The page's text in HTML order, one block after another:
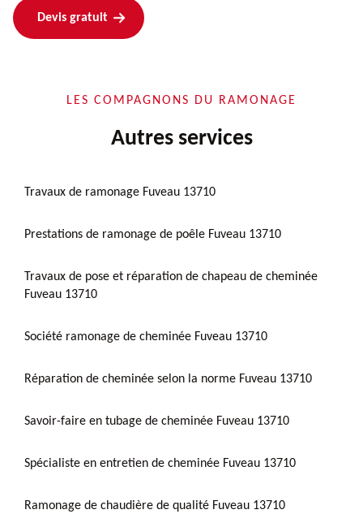
Devis gratuit
LES COMPAGNONS DU RAMONAGE
Autres services
Travaux de ramonage Fuveau 13710
Prestations de ramonage de poêle Fuveau 13710
Travaux de pose et réparation de chapeau de cheminée
Fuveau 13710
Société ramonage de cheminée Fuveau 13710
Réparation de cheminée selon la norme Fuveau 13710
Savoir-faire en tubage de cheminée Fuveau 13710
Spécialiste en entretien de cheminée Fuveau 13710
Ramonage de chaudière de qualité Fuveau 13710